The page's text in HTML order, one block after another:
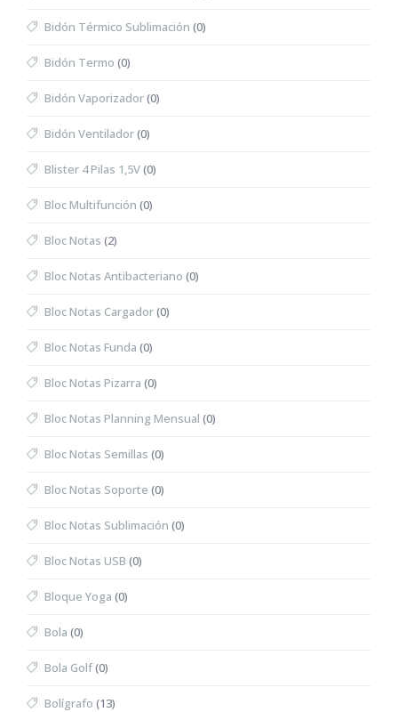
Bidón Térmico Sublimación (0)
Bidón Termo (0)
Bidón Vaporizador(0)
Bidón Ventilador(0)
Blister 4 Pilas 1,5V(0)
Bloc Multifunción (0)
Bloc Notas (2)
Bloc Notas Antibacteriano (0)
Bloc Notas Cargador(0)
Bloc Notas Funda (0)
Bloc Notas Pizarra (0)
Bloc Notas Planning Mensual (0)
Bloc Notas Semillas (0)
Bloc Notas Soporte (0)
Bloc Notas Sublimación (0)
Bloc Notas USB (0)
Bloque Yoga (0)
Bola (0)
Bola Golf(0)
Bolígrafo (13)